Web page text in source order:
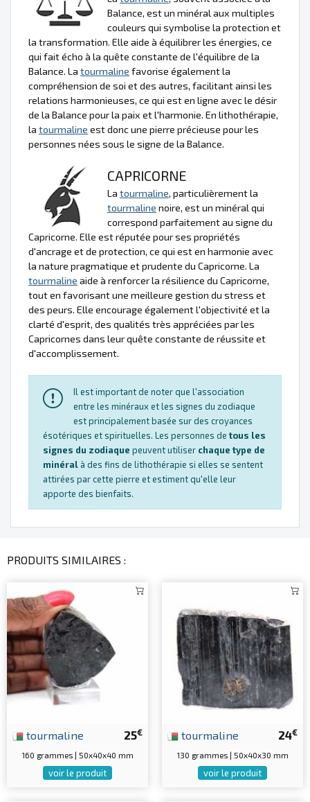
Balance, est un minéral aux multiples
couleurs qui symbolise la protection et
la transformation. Elle aide à équilibrer les énergies, ce
qui fait écho à la quête constante de l'équilibre de la
Balance. La tourmaline favorise également la
compréhension de soi et des autres, facilitant ainsi les
relations harmonieuses, ce qui est en ligne avec le désir
de la Balance pour la paix et l'harmonie. En lithothérapie,
la tourmaline est donc une pierre précieuse pour les
personnes nées sous le signe de la Balance.
CAPRICORNE
La tourmaline, particulièrement la
tourmaline noire, est un minéral qui
correspond parfaitement au signe du
Capricorne. Elle est réputée pour ses propriétés
d'ancrage et de protection, ce qui est en harmonie avec
la nature pragmatique et prudente du Capricorne. La
tourmaline aide à renforcer la résilience du Capricorne,
tout en favorisant une meilleure gestion du stress et
des peurs. Elle encourage également l'objectivité et la
clarté d'esprit, des qualités très appréciées par les
Capricornes dans leur quête constante de réussite et
d'accomplissement.
Il est important de noter que l'association
entre les minéraux et les signes du zodiaque
est principalement basée sur des croyances
ésotériques et spirituelles. Les personnes de tous les
signes du zodiaque peuvent utiliser chaque type de
minéralà des fins de lithothérapie si elles se sentent
attirées par cette pierre et estiment qu'elle leur
apporte des bienfaits.
PRODUITS SIMILAIRES :
25€
tourmaline
160 grammes | 50x40x40 mm
voir le produit
24€
tourmaline
130 grammes | 50x40x30 mm
voir le produit